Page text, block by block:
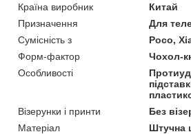
Країна виробник
Китай
Призначення
Для
Сумісність з
Poco,
Форм-фактор
Чохол-
Особливості
Візерунки і принти
Без
Матеріал
Штучна